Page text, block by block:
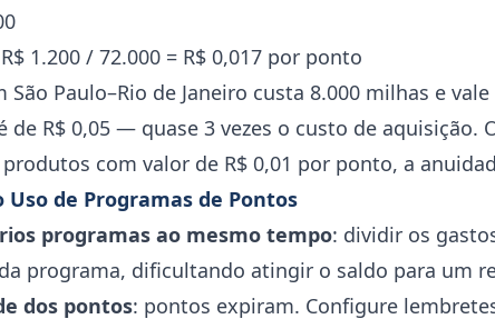
1.200 / 72.000 = R$ 0,017 por ponto
São Paulo–Rio de Janeiro custa 8.000 milhas e
R$ 0,05 — quase 3 vezes o custo de aquisição.
com valor de R$ 0,01 por ponto, a
Uso de Programas de Pontos
programas ao mesmo tempo: dividir os
programa, dificultando atingir o saldo para um
dos pontos: pontos expiram. Configure